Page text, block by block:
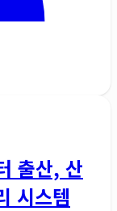
출산, 산
시스템